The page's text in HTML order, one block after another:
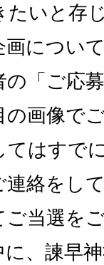
たいと存
画につい
「ご応
の画像で
てはすで
連絡をし
当選を
、諫早